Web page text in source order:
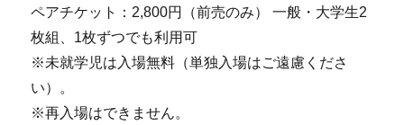
ペアチケット：2,800円（前売のみ） 一般・大学生2
枚組、1枚ずつでも利用可
※未就学児は入場無料（単独入場はご遠慮くださ
い）。
※再入場はできません。